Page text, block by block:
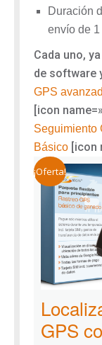
Duración
envío de
Cada uno,
de software
GPS
[icon
Seguimiento
Básico [icon
¡Oferta!
GPS